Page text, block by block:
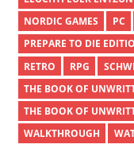
NORDIC GAMES
PC
PREPARE TO DIE
RETRO
RPG
THE BOOK OF
THE BOOK OF
WALKTHROUGH